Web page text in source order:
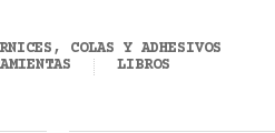
COLAS Y ADHESIVOS
LIBROS